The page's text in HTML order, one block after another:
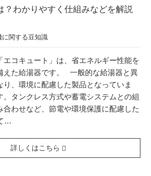
？わかりやすく仕組みなどを解説
に関する豆知識
「エコキュート」は、省エネルギー性能を
えた給湯器です。 一般的な給湯器と異
り、環境に配慮した製品となっていま
。タンクレス方式や蓄電システムとの組
合わせなど、節電や環境保護に配慮した
…
詳しくはこちら